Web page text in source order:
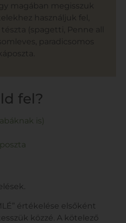
magában megisszuk
használjuk fel,
(spagetti, Penne all
paradicsomos
fel?
is)
értékelése elsőként
közzé. A kötelező